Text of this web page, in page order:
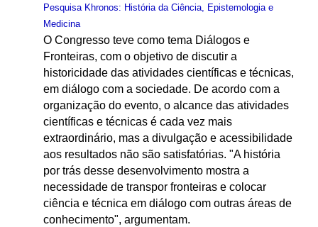
Pesquisa Khronos: História da Ciência, Epistemologia e
Medicina
O Congresso teve como tema Diálogos e
Fronteiras, com o objetivo de discutir a
historicidade das atividades científicas e técnicas,
em diálogo com a sociedade. De acordo com a
organização do evento, o alcance das atividades
científicas e técnicas é cada vez mais
extraordinário, mas a divulgação e acessibilidade
aos resultados não são satisfatórias. "A história
por trás desse desenvolvimento mostra a
necessidade de transpor fronteiras e colocar
ciência e técnica em diálogo com outras áreas de
conhecimento", argumentam.